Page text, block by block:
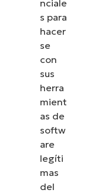
nciale
s para
hacer
se
con
sus
herra
mient
as de
softw
are
legíti
mas
del